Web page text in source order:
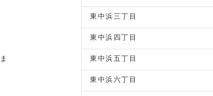
東中浜三丁目
東中浜四丁目
東中浜五丁目
東中浜六丁目